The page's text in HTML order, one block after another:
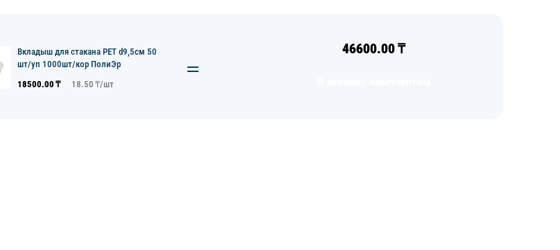
Вкладыш для стакана РЕТ d9,5см 50
шт/уп 1000шт/кор ПолиЭр
18500.00 ₸ 18.50 ₸/шт
46600.00₸